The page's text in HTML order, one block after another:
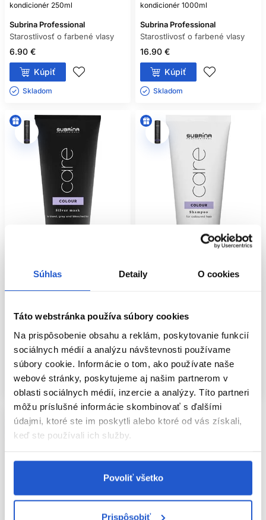
Súhlas Detaily O cookies
Táto webstránka používa súbory cookies
Na prispôsobenie obsahu a reklám, poskytovanie funkcií
sociálnych médií a analýzu návštevnosti používame
súbory cookie. Informácie o tom, ako používate naše
webové stránky, poskytujeme aj našim partnerom v
oblasti sociálnych médií, inzercie a analýzy. Títo partneri
môžu príslušné informácie skombinovať s ďalšími
údajmi, ktoré ste im poskytli alebo ktoré od vás získali,
keď ste používali ich služby.
Povoliť všetko
Prispôsobiť
kondicionér 250ml
Subrina Professional
Starostlivosť o farbené vlasy
6.90 €
Kúpiť
Skladom ㅤ
kondicionér 1000ml
Subrina Professional
Starostlivosť o farbené vlasy
16.90 €
Kúpiť
Skladom ㅤ
Dopredaj
Subrina Professional
8.20 €
Kúpiť
Skladom ㅤ
Subrina Professional
2.05 €
Mám záujem
Aktuálne nedostupné